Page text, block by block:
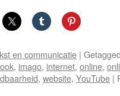
en communicatie |
, imago, internet, online,
, website, YouTube |